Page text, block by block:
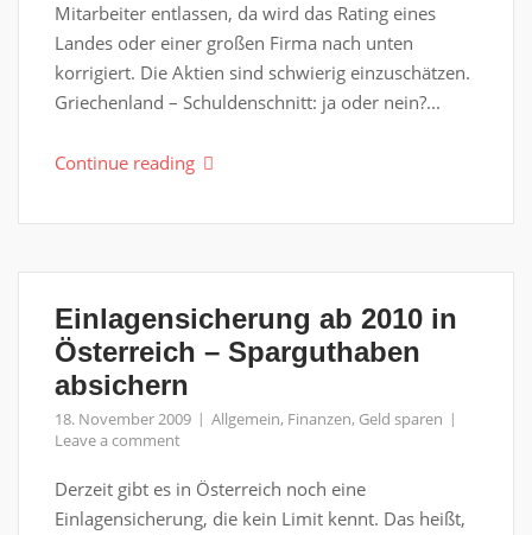
Mitarbeiter entlassen, da wird das Rating eines
Landes oder einer großen Firma nach unten
korrigiert. Die Aktien sind schwierig einzuschätzen.
Griechenland – Schuldenschnitt: ja oder nein?...
Continue reading
Einlagensicherung ab 2010 in
Österreich – Sparguthaben
absichern
18. November 2009 Allgemein, Finanzen, Geld sparen
Leave a comment
Derzeit gibt es in Österreich noch eine
Einlagensicherung, die kein Limit kennt. Das heißt,